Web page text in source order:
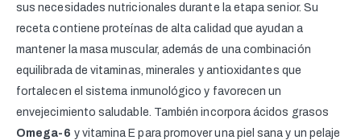
sus necesidades nutricionales durante la etapa senior. Su
receta contiene proteínas de alta calidad que ayudan a
mantener la masa muscular, además de una combinación
equilibrada de vitaminas, minerales y antioxidantes que
fortalecen el sistema inmunológico y favorecen un
envejecimiento saludable. También incorpora ácidos grasos
Omega-6 y vitamina E para promover una piel sana y un pelaje